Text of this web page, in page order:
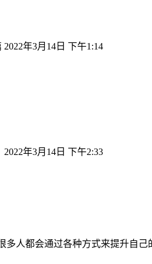
2022年3月14日 下午1:14
2022年3月14日 下午2:33
多人都会通过各种方式来提升自